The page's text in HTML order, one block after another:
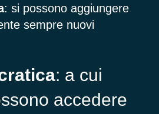
: si possono aggiungere
sempre nuovi
: a cui
accedere